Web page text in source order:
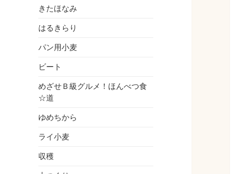
きたほなみ
はるきらり
パン用小麦
ビート
めざせＢ級グルメ！ほんべつ食
☆道
ゆめちから
ライ小麦
収穫